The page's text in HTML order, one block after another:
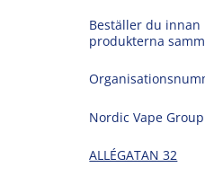
Beställer du innan
produkterna
Nordic Vape
ALLÉGATAN 32